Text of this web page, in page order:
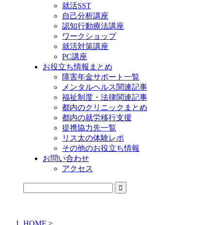
就活SST
自己分析講座
認知行動療法講座
ワークショップ
就活対策講座
PC講座
お役立ち情報まとめ
障害年金サポート一覧
メンタルヘルス関連記事
福祉制度・法律関連記事
都内のクリニックまとめ
都内の就労移行支援
提携協力先一覧
リス太の体験レポ
その他のお役立ち情報
お問い合わせ
アクセス
HOME >